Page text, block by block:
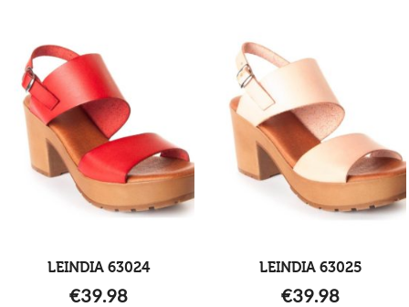
LEINDIA 63024
€39.98
LEINDIA 63025
€39.98